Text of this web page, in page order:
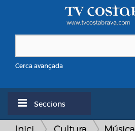
Cerca avançada
Seccions